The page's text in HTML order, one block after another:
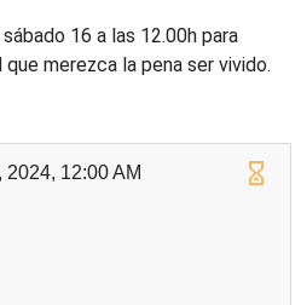
16 a las 12.00h para
merezca la pena ser vivido.
2024, 12:00 AM